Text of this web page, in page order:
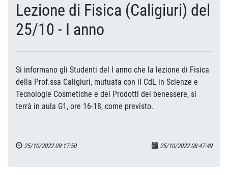
Lezione di Fisica (Caligiuri) del
25/10 - I anno
Si informano gli Studenti del I anno che la lezione di Fisica
della Prof.ssa Caligiuri, mutuata con il CdL in Scienze e
Tecnologie Cosmetiche e dei Prodotti del benessere, si
terrà in aula G1, ore 16-18, come previsto.
25/10/2022 09:17:50 25/10/2022 08:47:49